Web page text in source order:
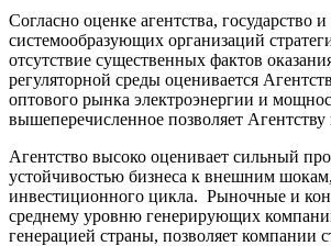
Согласно оценке агентства,
системообразующих организаций
отсутствие существенных фактов
регуляторной среды оценивается
оптового рынка электроэнергии и
вышеперечисленное позволяет
Агентство высоко оценивает сильный
устойчивостью бизнеса к внешним
инвестиционного цикла. Рыночные и
среднему уровню генерирующих
генерацией страны, позволяет компании